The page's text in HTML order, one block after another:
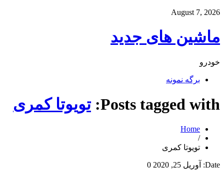
August 7, 2026
ماشین های جدید
خودرو
برگه نمونه
Posts tagged with: تویوتا کمری
Home
/
تویوتا کمری
Date: آوریل 25, 2020 0